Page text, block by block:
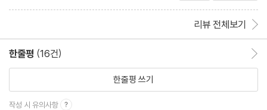
리뷰 전체보기
한줄평 (16건)
한줄평 쓰기
작성 시 유의사항